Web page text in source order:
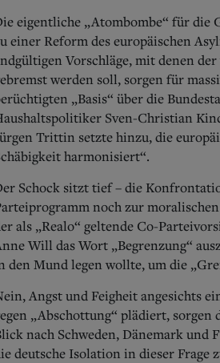
eigentliche „Atombombe“ für die
einer Reform des europäischen
Vorschläge, mit denen
werden soll, sorgen für
„Basis“ über die
Sven-Christian
Trittin setzte hinzu, die
harmonisiert“.
Schock sitzt tief – die
noch zur
als „Realo“ geltende Co-
Will das Wort „Begrenzung“
den Mund legen wollte, um die
Angst und Feigheit angesichts
„Abschottung“ plädiert,
nach Schweden, Dänemark und
deutsche Isolation in dieser Frage